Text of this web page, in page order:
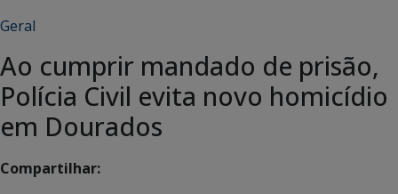
Geral
Ao cumprir mandado de prisão,
Polícia Civil evita novo homicídio
em Dourados
Compartilhar: